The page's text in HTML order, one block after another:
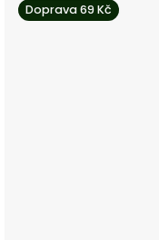
Doprava 69 Kč